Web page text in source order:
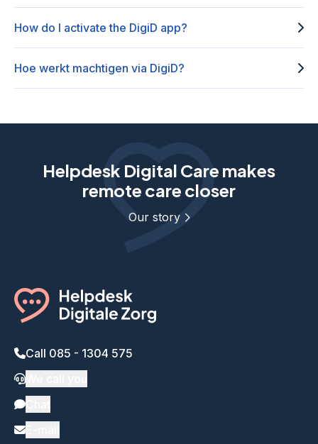
How do I activate the DigiD app?
Hoe werkt machtigen via DigiD?
Helpdesk Digital Care makes
remote care closer
Our story
Call 085 - 1304 575